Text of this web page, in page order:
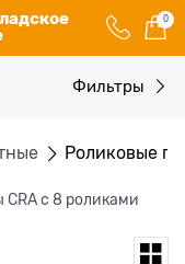
0
Роликовые
с 8 роликами
Фильтры